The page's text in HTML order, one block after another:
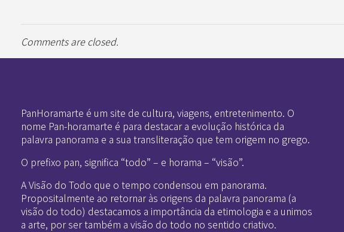
Comments are closed.
PanHoramarte é um site de cultura, viagens, entretenimento. O
nome Pan-horamarte é para destacar a evolução histórica da
palavra panorama e a sua transliteração que tem origem no grego.
O prefixo pan, significa “todo” – e horama – “visão”.
A Visão do Todo que o tempo condensou em panorama.
Propositalmente ao retornar às origens da palavra panorama (a
visão do todo) destacamos a importância da etimologia e a unimos
a arte, por ser também a visão do todo no sentido criativo.